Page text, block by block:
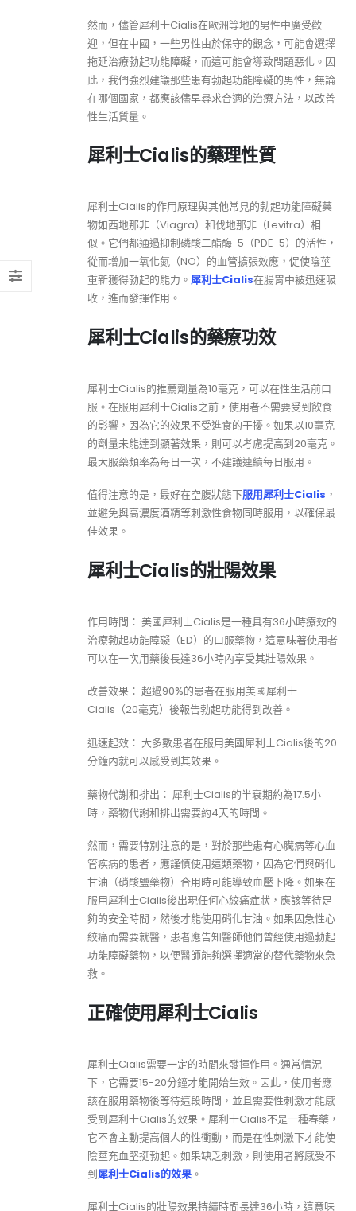
然而，儘管犀利士Cialis在歐洲等地的男性中廣受歡
迎，但在中國，一些男性由於保守的觀念，可能會選擇
拖延治療勃起功能障礙，而這可能會導致問題惡化。因
此，我們強烈建議那些患有勃起功能障礙的男性，無論
在哪個國家，都應該儘早尋求合適的治療方法，以改善
性生活質量。
犀利士Cialis的藥理性質
犀利士Cialis的作用原理與其他常見的勃起功能障礙藥
物如西地那非（Viagra）和伐地那非（Levitra）相
似。它們都通過抑制磷酸二酯酶-5（PDE-5）的活性，
從而增加一氧化氮（NO）的血管擴張效應，促使陰莖
重新獲得勃起的能力。 犀利士Cialis在腸胃中被迅速吸
收，進而發揮作用。
犀利士Cialis的藥療功效
犀利士Cialis的推薦劑量為10毫克，可以在性生活前口
服。在服用犀利士Cialis之前，使用者不需要受到飲食
的影響，因為它的效果不受進食的干擾。如果以10毫克
的劑量未能達到顯著效果，則可以考慮提高到20毫克。
最大服藥頻率為每日一次，不建議連續每日服用。
值得注意的是，最好在空腹狀態下服用犀利士Cialis ，
並避免與高濃度酒精等刺激性食物同時服用，以確保最
佳效果。
犀利士Cialis的壯陽效果
作用時間： 美國犀利士Cialis是一種具有36小時療效的
治療勃起功能障礙（ED）的口服藥物，這意味著使用者
可以在一次用藥後長達36小時內享受其壯陽效果。
改善效果： 超過90%的患者在服用美國犀利士
Cialis（20毫克）後報告勃起功能得到改善。
迅速起效： 大多數患者在服用美國犀利士Cialis後的20
分鐘內就可以感受到其效果。
藥物代謝和排出： 犀利士Cialis的半衰期約為17.5小
時，藥物代謝和排出需要約4天的時間。
然而，需要特別注意的是，對於那些患有心臟病等心血
管疾病的患者，應謹慎使用這類藥物，因為它們與硝化
甘油（硝酸鹽藥物）合用時可能導致血壓下降。如果在
服用犀利士Cialis後出現任何心絞痛症狀，應該等待足
夠的安全時間，然後才能使用硝化甘油。如果因急性心
絞痛而需要就醫，患者應告知醫師他們曾經使用過勃起
功能障礙藥物，以便醫師能夠選擇適當的替代藥物來急
救。
正確使用犀利士Cialis
犀利士Cialis需要一定的時間來發揮作用。通常情況
下，它需要15-20分鐘才能開始生效。因此，使用者應
該在服用藥物後等待這段時間，並且需要性刺激才能感
受到犀利士Cialis的效果。犀利士Cialis不是一種春藥，
它不會主動提高個人的性衝動，而是在性刺激下才能使
陰莖充血堅挺勃起。如果缺乏刺激，則使用者將感受不
到犀利士Cialis的效果 。
犀利士Cialis的壯陽效果持續時間長達36小時，這意味